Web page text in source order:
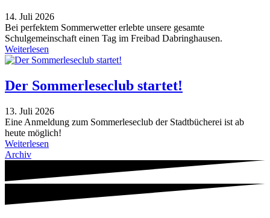
14. Juli 2026
Bei perfektem Sommerwetter erlebte unsere gesamte
Schulgemeinschaft einen Tag im Freibad Dabringhausen.
Weiterlesen
Der Sommerleseclub startet!
13. Juli 2026
Eine Anmeldung zum Sommerleseclub der Stadtbücherei ist ab
heute möglich!
Weiterlesen
Archiv